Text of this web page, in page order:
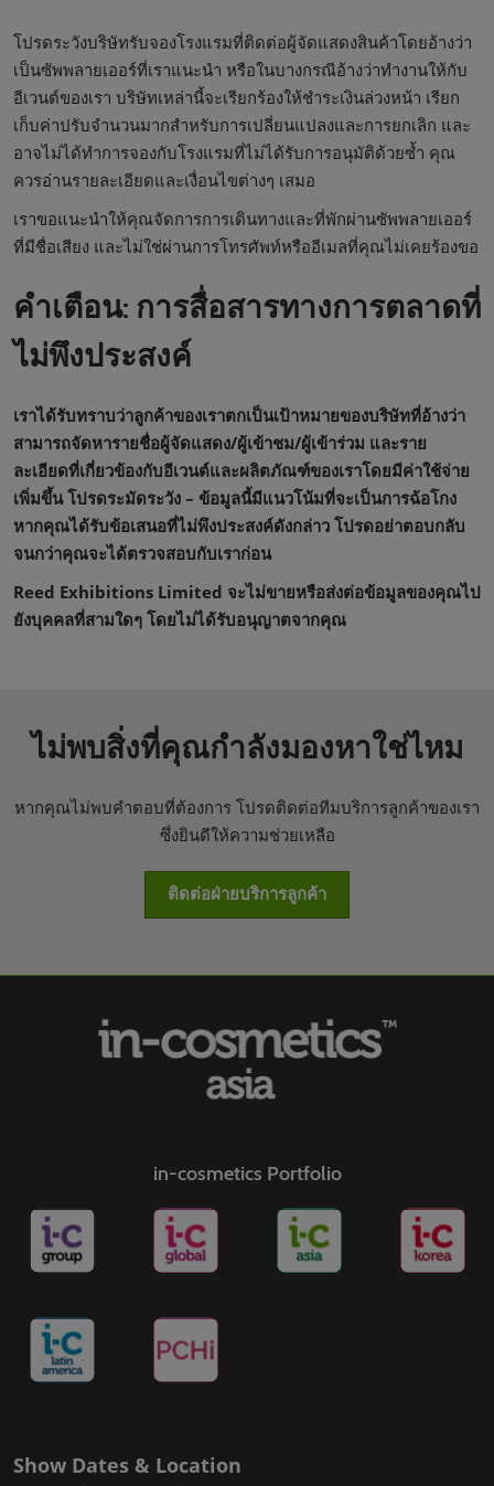
โปรดระวังบริษัทรับจองโรงแรมที่ติดต่อผู้จัดแสดงสินค้าโดยอ้างว่า
เป็นซัพพลายเออร์ที่เราแนะนำ หรือในบางกรณีอ้างว่าทำงานให้กับ
อีเวนต์ของเรา บริษัทเหล่านี้จะเรียกร้องให้ชำระเงินล่วงหน้า เรียก
เก็บค่าปรับจำนวนมากสำหรับการเปลี่ยนแปลงและการยกเลิก และ
อาจไม่ได้ทำการจองกับโรงแรมที่ไม่ได้รับการอนุมัติด้วยซ้ำ คุณ
ควรอ่านรายละเอียดและเงื่อนไขต่างๆ เสมอ
เราขอแนะนำให้คุณจัดการการเดินทางและที่พักผ่านซัพพลายเออร์
ที่มีชื่อเสียง และไม่ใช่ผ่านการโทรศัพท์หรืออีเมลที่คุณไม่เคยร้องขอ
คำเตือน: การสื่อสารทางการตลาดที่
ไม่พึงประสงค์
เราได้รับทราบว่าลูกค้าของเราตกเป็นเป้าหมายของบริษัทที่อ้างว่า
สามารถจัดหารายชื่อผู้จัดแสดง/ผู้เข้าชม/ผู้เข้าร่วม และราย
ละเอียดที่เกี่ยวข้องกับอีเวนต์และผลิตภัณฑ์ของเราโดยมีค่าใช้จ่าย
เพิ่มขึ้น โปรดระมัดระวัง – ข้อมูลนี้มีแนวโน้มที่จะเป็นการฉ้อโกง
หากคุณได้รับข้อเสนอที่ไม่พึงประสงค์ดังกล่าว โปรดอย่าตอบกลับ
จนกว่าคุณจะได้ตรวจสอบกับเราก่อน
Reed Exhibitions Limited จะไม่ขายหรือส่งต่อข้อมูลของคุณไป
ยังบุคคลที่สามใดๆ โดยไม่ได้รับอนุญาตจากคุณ
ไม่พบสิ่งที่คุณกำลังมองหาใช่ไหม
หากคุณไม่พบคำตอบที่ต้องการ โปรดติดต่อทีมบริการลูกค้าของเรา
ซึ่งยินดีให้ความช่วยเหลือ
ติดต่อฝ่ายบริการลูกค้า
in-cosmetics Portfolio
Show Dates & Location